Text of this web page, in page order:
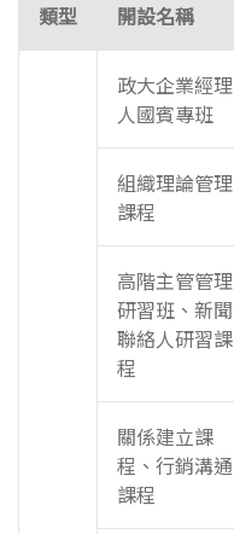
類型 開設名稱
政大企業經理
人國賓專班
組織理論管理
課程
高階主管管理
研習班、新聞
聯絡人研習課
程
關係建立課
程、行銷溝通
課程